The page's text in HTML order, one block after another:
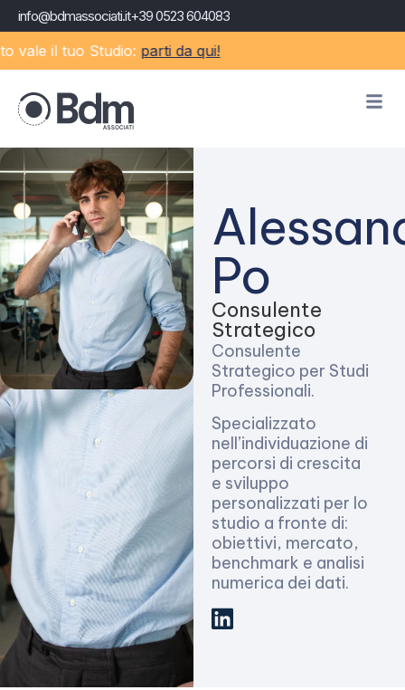
info@bdmassociati.it+39 0523 604083
vale il tuo Studio:parti da qui!
Po
Consulente
Strategico
Consulente
Strategico per Studi
Professionali.
Specializzato
nell’individuazione di
percorsi di crescita
e sviluppo
personalizzati per lo
studio a fronte di:
obiettivi, mercato,
benchmark e analisi
numerica dei dati.